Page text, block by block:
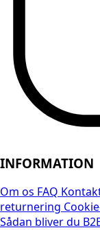
INFORMATION
Om os FAQ
returnering
Sådan bliver du